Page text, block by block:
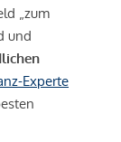
„zum
und
Experte